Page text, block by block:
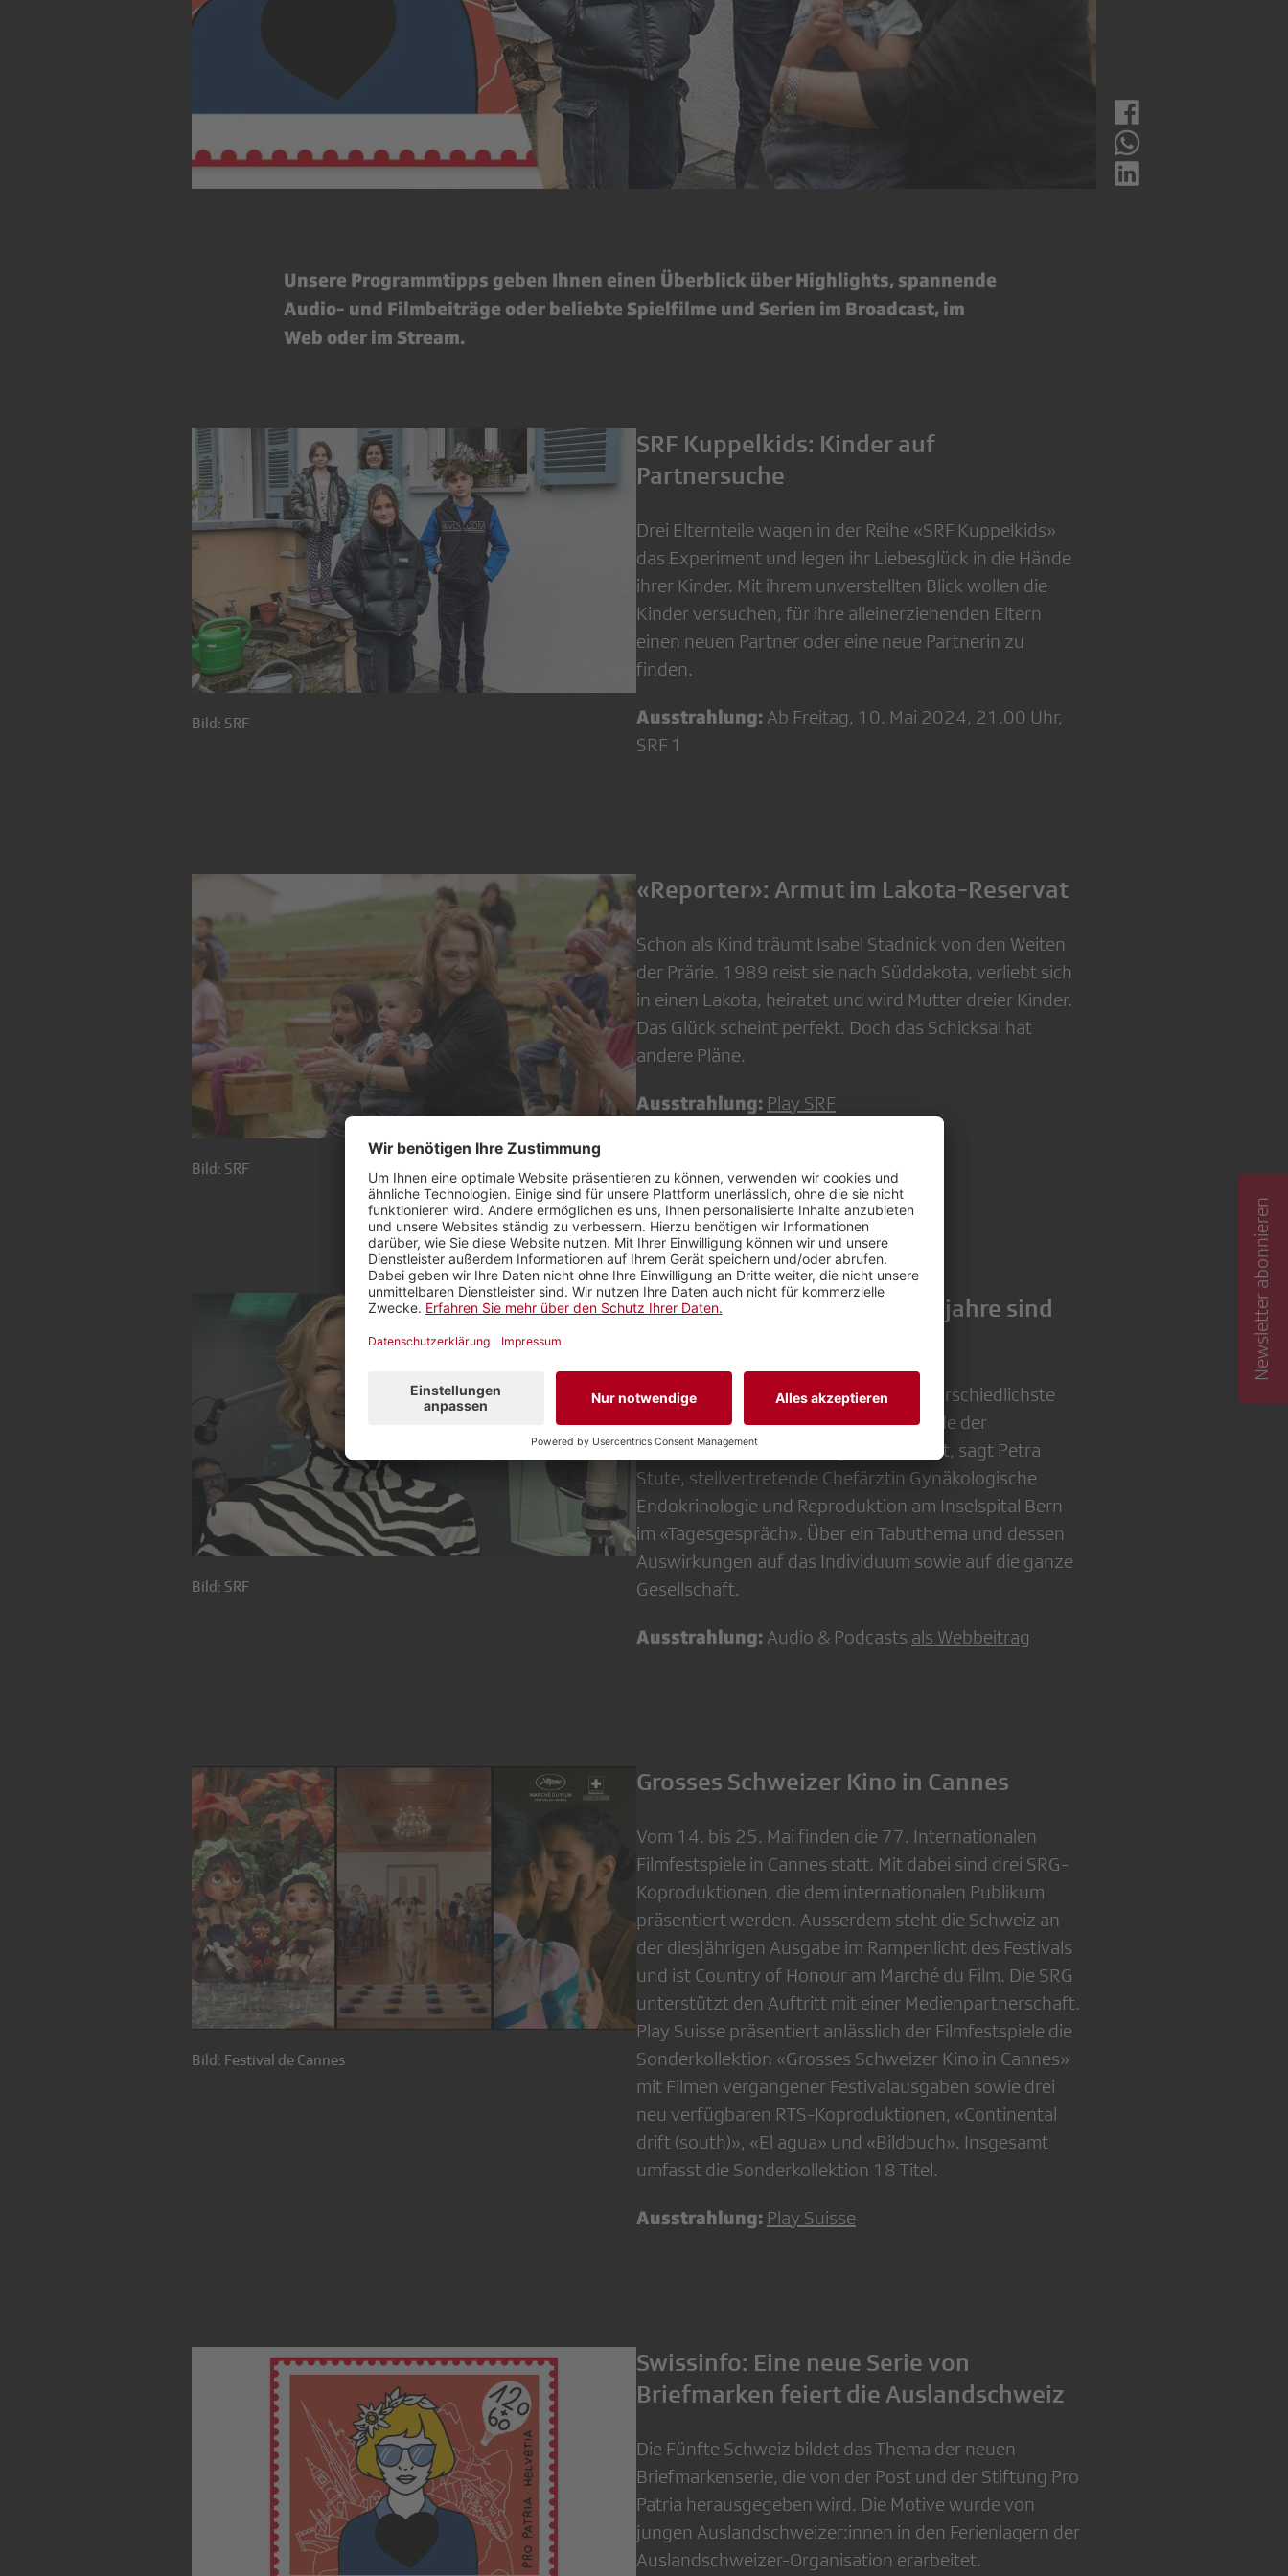
Unsere Programmtipps geben Ihnen einen Überblick über Highlights, spannende
Audio- und Filmbeiträge oder beliebte Spielfilme und Serien im Broadcast, im
Web oder im Stream.
Bild: SRF
SRF Kuppelkids: Kinder auf
Partnersuche
Drei Elternteile wagen in der Reihe «SRF Kuppelkids»
das Experiment und legen ihr Liebesglück in die Hände
ihrer Kinder. Mit ihrem unverstellten Blick wollen die
Kinder versuchen, für ihre alleinerziehenden Eltern
einen neuen Partner oder eine neue Partnerin zu
finden.
Ausstrahlung:Ab Freitag, 10. Mai 2024, 21.00 Uhr,
SRF 1
Bild: SRF
«Reporter»: Armut im Lakota-Reservat
Schon als Kind träumt Isabel Stadnick von den Weiten
der Prärie. 1989 reist sie nach Süddakota, verliebt sich
in einen Lakota, heiratet und wird Mutter dreier Kinder.
Das Glück scheint perfekt. Doch das Schicksal hat
andere Pläne.
Ausstrahlung: Play SRF
Bild: SRF
«Tagesgespräch»: «Wechseljahre sind
Die Wechseljahre können sich auf unterschiedlichste
Art und Weise äussern. Trotzdem werde der
Lebensabschnitt zu wenig thematisiert, sagt Petra
Stute, stellvertretende Chefärztin Gynäkologische
Endokrinologie und Reproduktion am Inselspital Bern
im «Tagesgespräch». Über ein Tabuthema und dessen
Auswirkungen auf das Individuum sowie auf die ganze
Gesellschaft.
Ausstrahlung: Audio & Podcasts als Webbeitrag
Bild: Festival de Cannes
Grosses Schweizer Kino in Cannes
Vom 14. bis 25. Mai finden die 77. Internationalen
Filmfestspiele in Cannes statt. Mit dabei sind drei SRG-
Koproduktionen, die dem internationalen Publikum
präsentiert werden. Ausserdem steht die Schweiz an
der diesjährigen Ausgabe im Rampenlicht des Festivals
und ist Country of Honour am Marché du Film. Die SRG
unterstützt den Auftritt mit einer Medienpartnerschaft.
Play Suisse präsentiert anlässlich der Filmfestspiele die
Sonderkollektion «Grosses Schweizer Kino in Cannes»
mit Filmen vergangener Festivalausgaben sowie drei
neu verfügbaren RTS-Koproduktionen, «Continental
drift (south)», «El agua» und «Bildbuch». Insgesamt
umfasst die Sonderkollektion 18 Titel.
Ausstrahlung: Play Suisse
Swissinfo: Eine neue Serie von
Briefmarken feiert die Auslandschweiz
Die Fünfte Schweiz bildet das Thema der neuen
Briefmarkenserie, die von der Post und der Stiftung Pro
Patria herausgegeben wird. Die Motive wurde von
jungen Auslandschweizer:innen in den Ferienlagern der
Auslandschweizer-Organisation erarbeitet.
Newsletter abonnieren